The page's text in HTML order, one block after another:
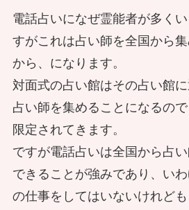
「霊能者」と嘘をついた
さん。その後起こったこ
な現象が起きるのか？
生まれたときから霊的存
ると、霊能者の能力が目
電話占いになぜ霊能者が多く
すがこれは占い師を全国から
から、になります。
対面式の占い館はその占い館
占い師を集めることになるの
限定されてきます。
ですが電話占いは全国から占
できることが強みであり、い
の仕事をしてはいないけれど